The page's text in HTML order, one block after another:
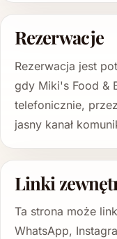
Rezerwacje
Rezerwacja jest
gdy Miki's Food &
telefonicznie,
jasny kanał
Linki
Ta strona może
WhatsApp,